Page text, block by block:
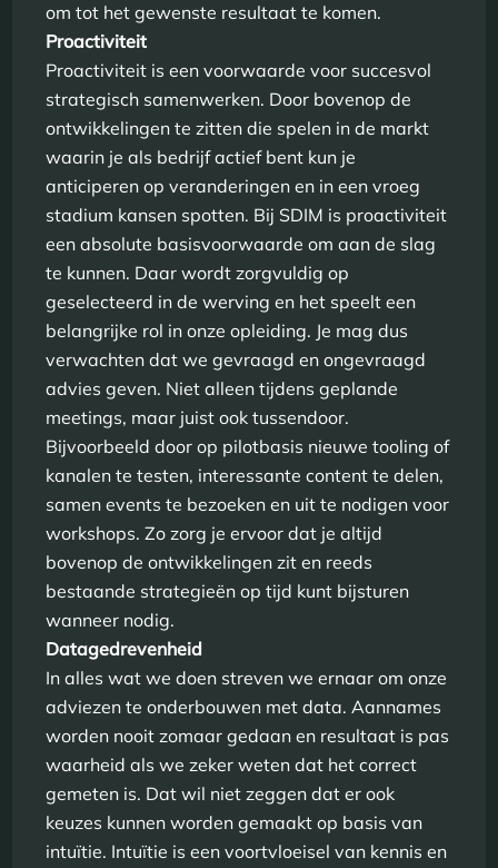
om tot het gewenste resultaat te komen.
Proactiviteit
Proactiviteit is een voorwaarde voor succesvol
strategisch samenwerken. Door bovenop de
ontwikkelingen te zitten die spelen in de markt
waarin je als bedrijf actief bent kun je
anticiperen op veranderingen en in een vroeg
stadium kansen spotten. Bij SDIM is proactiviteit
een absolute basisvoorwaarde om aan de slag
te kunnen. Daar wordt zorgvuldig op
geselecteerd in de werving en het speelt een
belangrijke rol in onze opleiding. Je mag dus
verwachten dat we gevraagd en ongevraagd
advies geven. Niet alleen tijdens geplande
meetings, maar juist ook tussendoor.
Bijvoorbeeld door op pilotbasis nieuwe tooling of
kanalen te testen, interessante content te delen,
samen events te bezoeken en uit te nodigen voor
workshops. Zo zorg je ervoor dat je altijd
bovenop de ontwikkelingen zit en reeds
bestaande strategieën op tijd kunt bijsturen
wanneer nodig.
Datagedrevenheid
In alles wat we doen streven we ernaar om onze
adviezen te onderbouwen met data. Aannames
worden nooit zomaar gedaan en resultaat is pas
waarheid als we zeker weten dat het correct
gemeten is. Dat wil niet zeggen dat er ook
keuzes kunnen worden gemaakt op basis van
intuïtie. Intuïtie is een voortvloeisel van kennis en